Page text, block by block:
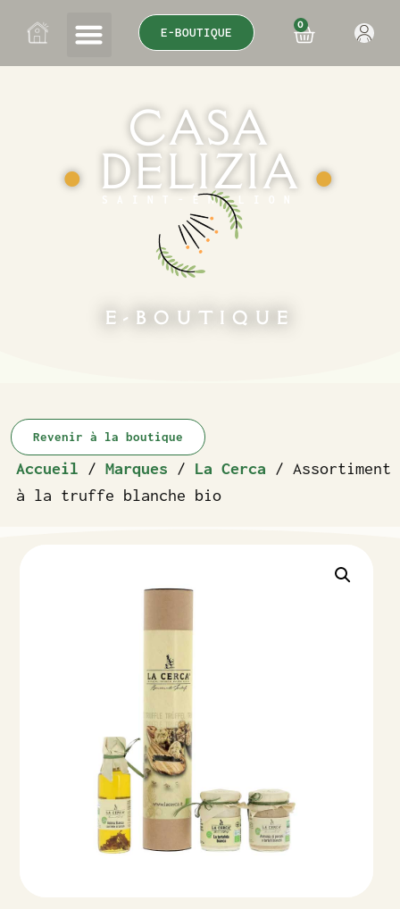
E-BOUTIQUE
0
CASA
● DELIZIA ●
SAINT-ÉMILION
E-BOUTIQUE
Revenir à la boutique
Accueil / Marques / La Cerca / Assortiment
à la truffe blanche bio